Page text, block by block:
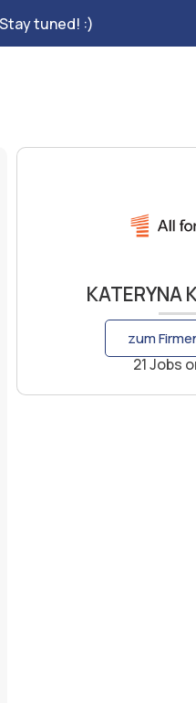
tuned! :)
KATERYNA
zum
21 Jobs